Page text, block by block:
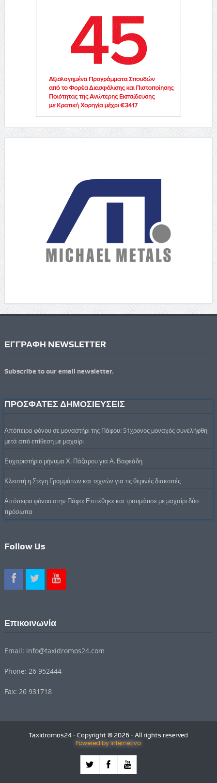
ΕΓΓΡΑΦΗ NEWSLETTER
Subscribe to our email newsletter.
ΠΡΟΣΦΑΤΕΣ ΔΗΜΟΣΙΕΥΣΕΙΣ
Απόπειρα φόνου σε μοναστήρι της Πάφου: 51χρονος μοναχός συνελήφθη
μετά από επίθεση με μαχαίρι
Ευχαριστήριο μήνυμα Χ. Πάζαρου για Α. Βαφεάδη
Κλειστή η Στέγη Γραμμάτων και τεχνών για τις θερινές διακοπές
Απόπειρα φόνου στην Πάφο: Επιτέθηκε και τραυμάτισε με μαχαίρι δύο
πρόσωπα
Follow Us
Επικοινωνία
Email: info@taxidromos24.com
Phone: 26 952444
Fax: 26 931718
Taxidromos24 - Copyright © 2026 - All rights reserved
Powered by Internetivo